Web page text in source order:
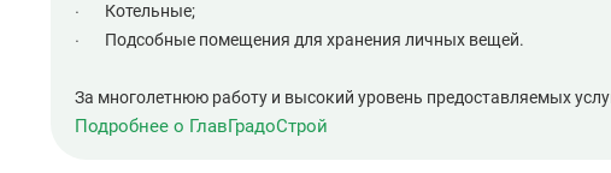
· Котельные;
· Подсобные помещения для хранения личных вещей.
За многолетнюю работу и высокий уровень предоставляемых
Подробнее о ГлавГрадоСтрой